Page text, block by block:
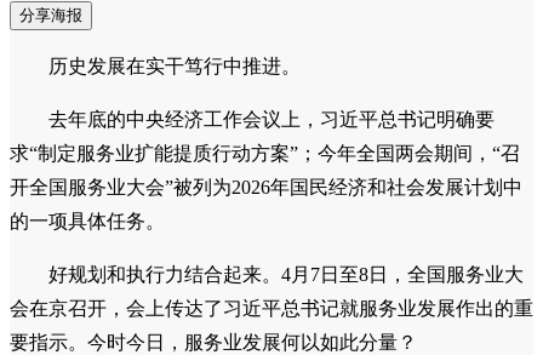
分享海报
历史发展在实干笃行中推进。
去年底的中央经济工作会议上，习近平总书记明确要
求“制定服务业扩能提质行动方案”；今年全国两会期间，“召
开全国服务业大会”被列为2026年国民经济和社会发展计划中
的一项具体任务。
好规划和执行力结合起来。4月7日至8日，全国服务业大
会在京召开，会上传达了习近平总书记就服务业发展作出的重
要指示。今时今日，服务业发展何以如此分量？